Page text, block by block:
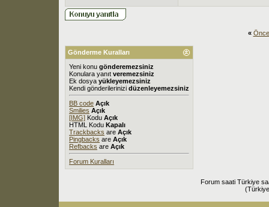
«
Gönderme Kuralları
Yeni konu gönderemezsiniz
Konulara yanıt veremezsiniz
Ek dosya yükleyemezsiniz
Kendi gönderilerinizi düzenleyemezsiniz
BB code Açık
Smilies Açık
[IMG] Kodu Açık
HTML Kodu Kapalı
Trackbacks are Açık
Pingbacks are Açık
Refbacks are Açık
Forum Kuralları
Forum saati Türkiye